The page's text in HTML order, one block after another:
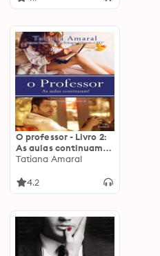
O professor - Livro 2:
As aulas continuam:
As aulas continuam
Tatiana Amaral
4.2